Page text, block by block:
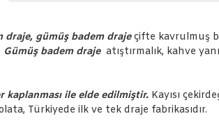
draje, gümüş badem drajeçifte kavrulmuş
Gümüş badem draje atıştırmalık, kahve
kaplanması ile elde edilmiştir. Kayısı
Türkiyede ilk ve tek draje fabrikasıdır.